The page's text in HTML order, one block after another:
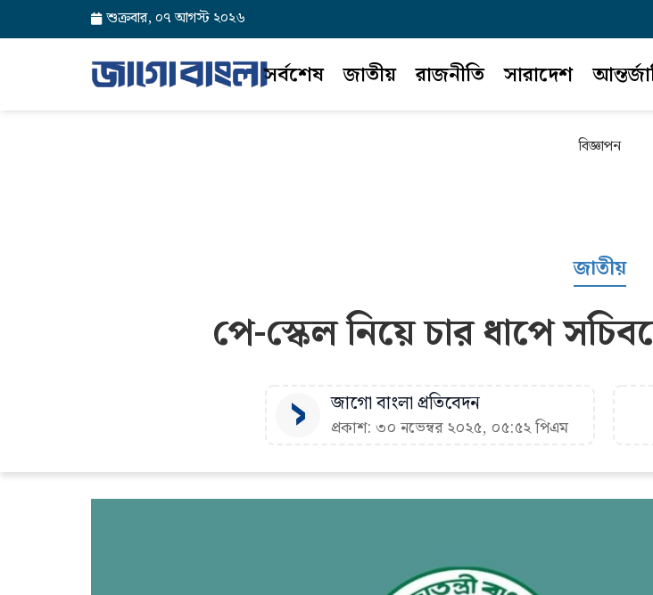
শুক্রবার, ০৭ আগস্ট ২০২৬
সর্বশেষ জাতীয় রাজনীতি সারাদেশ
বিজ্ঞাপন
জাতীয়
পে-স্কেল নিয়ে চার ধাপে
জাগো বাংলা প্রতিবেদন
প্রকাশ: ৩০ নভেম্বর ২০২৫, ০৫:৫২ পিএম